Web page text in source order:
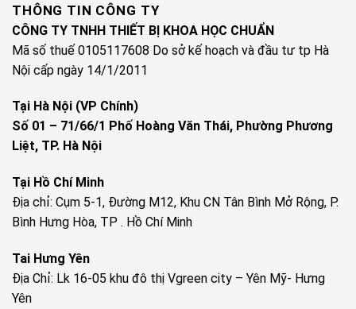
THÔNG TIN CÔNG TY
CÔNG TY TNHH THIẾT BỊ KHOA HỌC CHUẨN
Mã số thuế 0105117608 Do sở kế hoạch và đầu tư tp Hà
Nội cấp ngày 14/1/2011
Tại Hà Nội (VP Chính)
Số 01 – 71/66/1 Phố Hoàng Văn Thái, Phường Phương
Liệt, TP. Hà Nội
Tại Hồ Chí Minh
Địa chỉ: Cụm 5-1, Đường M12, Khu CN Tân Bình Mở Rộng, P.
Bình Hưng Hòa, TP . Hồ Chí Minh
Tai Hưng Yên
Địa Chỉ: Lk 16-05 khu đô thị Vgreen city – Yên Mỹ- Hưng
Yên